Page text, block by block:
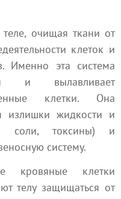
очищая ткани от
клеток и
Именно эта система
и вылавливает
клетки. Она
излишки жидкости и
соли, токсины) и
систему.
кровяные клетки
телу защищаться от